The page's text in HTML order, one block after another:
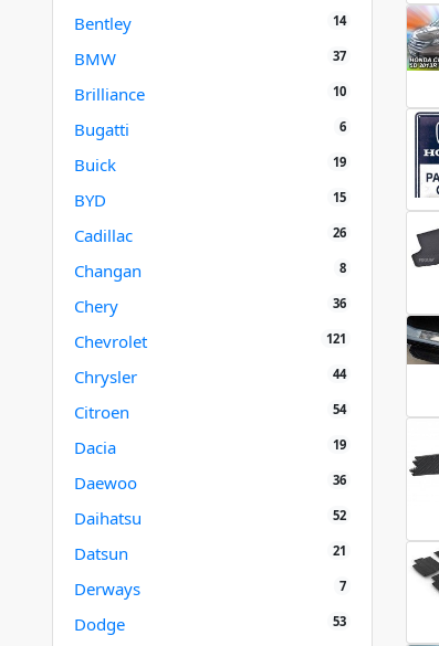
Bentley 14
BMW 37
Brilliance 10
Bugatti 6
Buick 19
BYD 15
Cadillac 26
Changan 8
Chery 36
Chevrolet 121
Chrysler 44
Citroen 54
Dacia 19
Daewoo 36
Daihatsu 52
Datsun 21
Derways 7
Dodge 53